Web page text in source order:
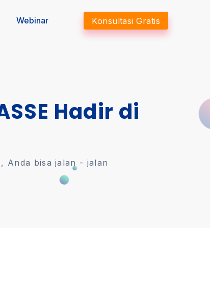
Webinar Konsultasi Gratis
Hadir di
Anda bisa jalan - jalan